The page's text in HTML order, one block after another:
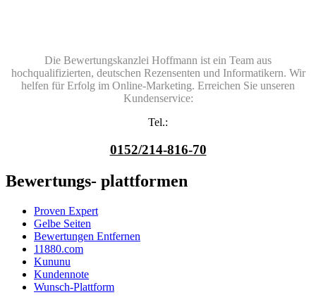
Die Bewertungskanzlei Hoffmann ist ein Team aus
hochqualifizierten, deutschen Rezensenten und Informatikern. Wir
helfen für Erfolg im Online-Marketing. Erreichen Sie unseren
Kundenservice:
Tel.:
0152/214-816-70
Bewertungs- plattformen
Proven Expert
Gelbe Seiten
Bewertungen Entfernen
11880.com
Kununu
Kundennote
Wunsch-Plattform